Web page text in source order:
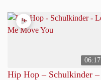
06:17
Hip Hop – Schulkinder –